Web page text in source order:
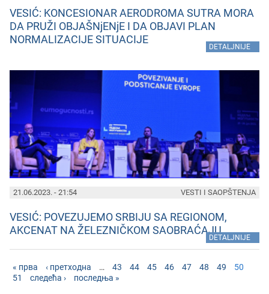
VESIĆ: KONCESIONAR AERODROMA SUTRA MORA
DA PRUŽI OBJAŠNjENjE I DA OBJAVI PLAN
NORMALIZACIJE SITUACIJE
DETALJNIJE
21.06.2023. - 21:54
VESIĆ: POVEZUJEMO SRBIJU SA REGIONOM,
AKCENAT NA ŽELEZNIČKOM SAOBRAĆAJU
DETALJNIJE
VESTI I SAOPŠTENJA
« прва ‹ претходна … 43 44 45 46 47 48 49
50
51
следећа › последња »